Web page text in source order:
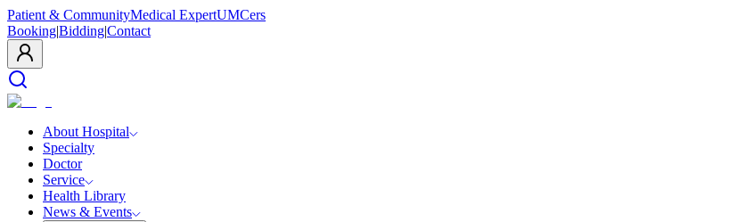
Patient & CommunityMedical ExpertUMCers
Booking|Bidding|Contact
About Hospital
Specialty
Doctor
Service
Health Library
News & Events